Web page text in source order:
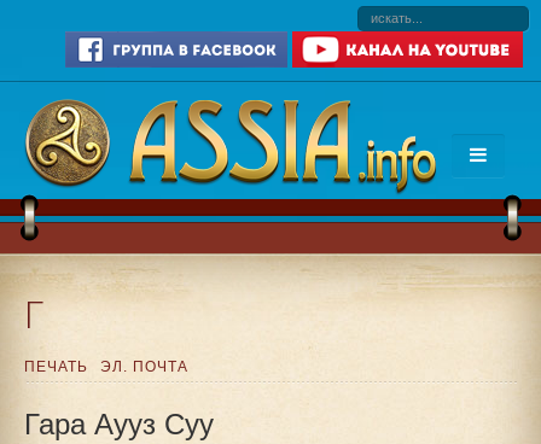
Г
ПЕЧАТЬ ЭЛ. ПОЧТА
Гара Аууз Суу